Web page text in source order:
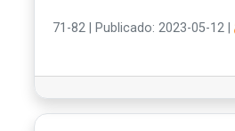
71-82 Publicado: 2023-05-12